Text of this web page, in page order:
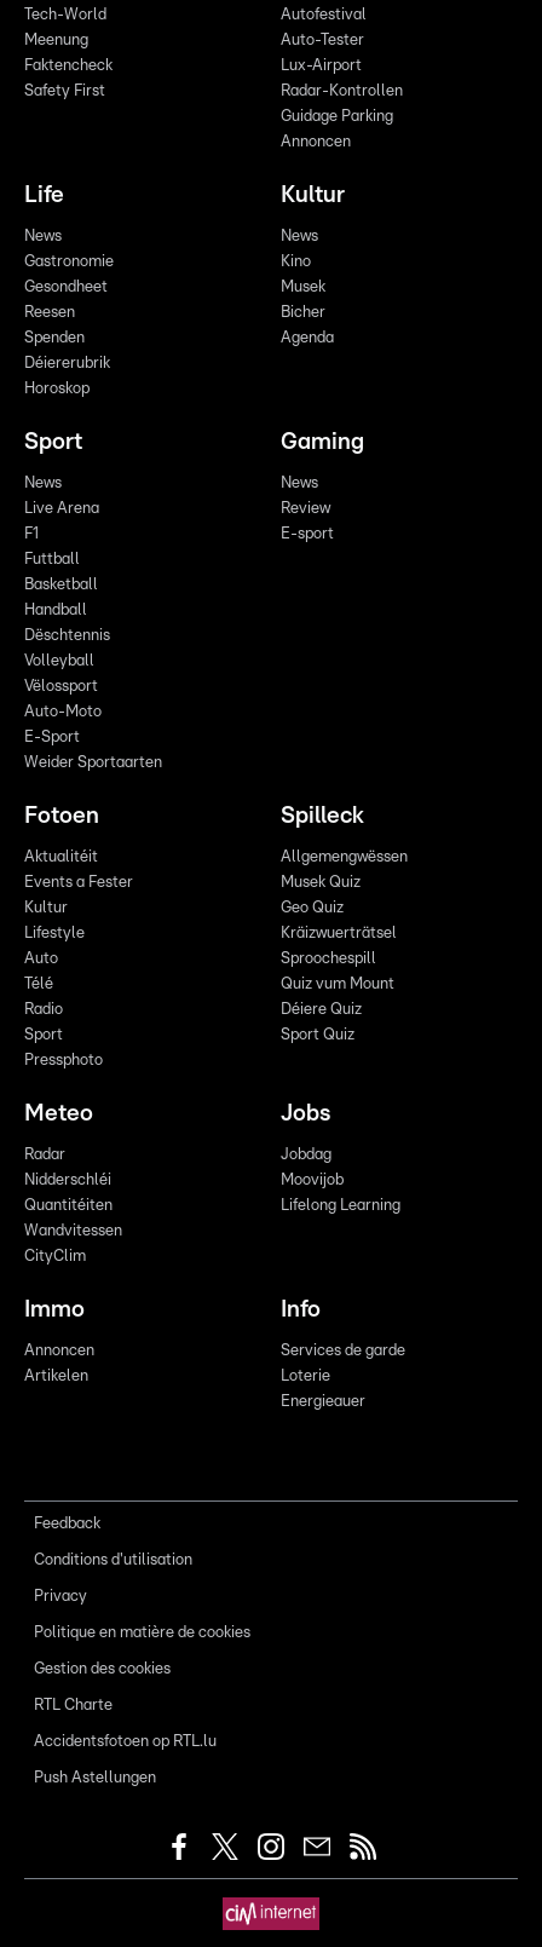
Tech-World
Meenung
Faktencheck
Safety First
Autofestival
Auto-Tester
Lux-Airport
Radar-Kontrollen
Guidage Parking
Annoncen
Life
News
Gastronomie
Gesondheet
Reesen
Spenden
Déiererubrik
Horoskop
Kultur
News
Kino
Musek
Bicher
Agenda
Sport
News
Live Arena
F1
Futtball
Basketball
Handball
Dëschtennis
Volleyball
Vëlossport
Auto-Moto
E-Sport
Weider Sportaarten
Gaming
News
Review
E-sport
Fotoen
Aktualitéit
Events a Fester
Kultur
Lifestyle
Auto
Télé
Radio
Sport
Pressphoto
Spilleck
Allgemengwëssen
Musek Quiz
Geo Quiz
Kräizwuerträtsel
Sproochespill
Quiz vum Mount
Déiere Quiz
Sport Quiz
Meteo
Radar
Nidderschléi
Quantitéiten
Wandvitessen
CityClim
Jobs
Jobdag
Moovijob
Lifelong Learning
Immo
Annoncen
Artikelen
Info
Services de garde
Loterie
Energieauer
Feedback
Conditions d'utilisation
Privacy
Politique en matière de cookies
Gestion des cookies
RTL Charte
Accidentsfotoen op RTL.lu
Push Astellungen